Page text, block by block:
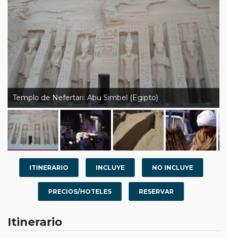
Egipcio GEM en El Cairo.
Salidas desde Madrid y Barcelona los viernes.
Pinchando aquí puedes ver todos los circuitos a
Egipto 2026
Templo de Nefertari: Abu Simbel (Egipto)
ITINERARIO INCLUYE NO INCLUYE
PRECIOS/HOTELES RESERVAR
Itinerario